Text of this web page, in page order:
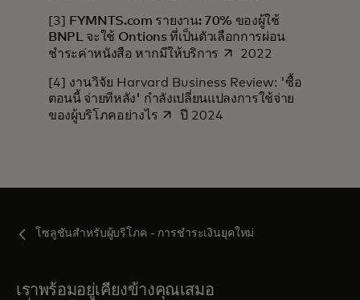
[3]
FYMNTS.com รายงาน: 70% ของผู้ใช้
BNPL จะใช้ Ontions ที่เป็นตัวเลือกการผ่อน
ชำระค่าหนังสือ หากมีให้บริการopens in a new tab
2022
[4] งานวิจัย Harvard Business Review: 'ซื้อ
ตอนนี้ จ่ายทีหลัง' กำลังเปลี่ยนแปลงการใช้จ่าย
ของผู้บริโภคอย่างไรopens in a new tab
ปี 2024
โซลูชันสําหรับผู้บริโภค - การชําระเงินยุคใหม่
เราพร้อมอยู่เคียงข้างคุณเสมอ